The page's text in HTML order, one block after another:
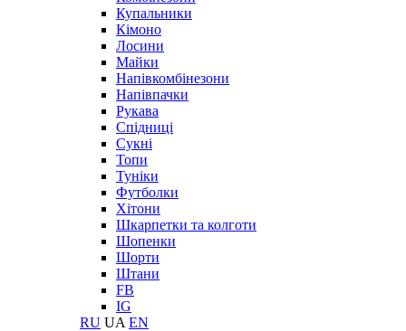
Купальники
Кімоно
Лосини
Майки
Напівкомбінезони
Напівпачки
Рукава
Спідниці
Сукні
Топи
Туніки
Футболки
Хітони
Шкарпетки та колготи
Шопенки
Шорти
Штани
FB
IG
RU UA EN